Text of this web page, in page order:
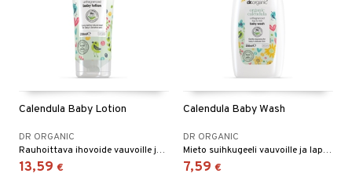
Calendula Baby Lotion
DR ORGANIC
Rauhoittava ihovoide vauvoille ja lapsille
13,59 €
Calendula Baby Wash
DR ORGANIC
Mieto suihkugeeli vauvoille ja lapsille
7,59 €